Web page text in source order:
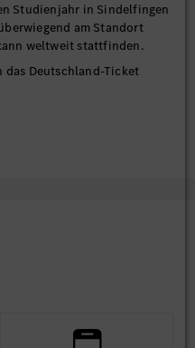
Studienjahr in Sindelfingen
am Standort
weltweit stattfinden.
Deutschland-Ticket